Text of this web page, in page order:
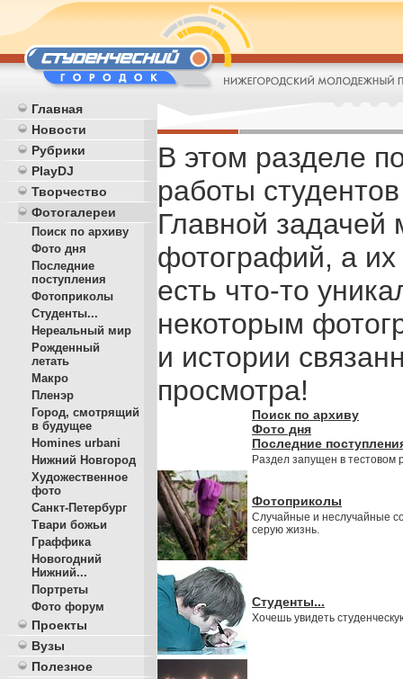
Главная
Новости
Рубрики
PlayDJ
Творчество
Фотогалереи
Поиск по архиву
Фото дня
Последние
поступления
Фотоприколы
Студенты...
Нереальный мир
Рожденный
летать
Макро
Пленэр
Город, смотрящий
в будущее
Homines urbani
Нижний Новгород
Художественное
фото
Санкт-Петербург
Твари божьи
Граффика
Новогодний
Нижний...
Портреты
Фото форум
Проекты
Вузы
Полезное
В этом разделе
работы
Главной
фотографий, а их
есть что-то
некоторым
и истории
просмотра!
Поиск по архиву
Фото дня
Последние
Раздел запущен в тестовом
Фотоприколы
Случайные и неслучайные
серую жизнь.
Студенты...
Хочешь увидеть